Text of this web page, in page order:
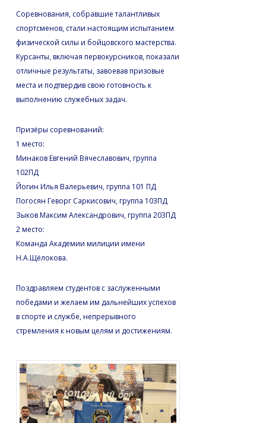
Соревнования, собравшие талантливых
спортсменов, стали настоящим испытанием
физической силы и бойцовского мастерства.
Курсанты, включая первокурсников, показали
отличные результаты, завоевав призовые
места и подтвердив свою готовность к
выполнению служебных задач.
Призёры соревнований:
1 место:
Минаков Евгений Вячеславович, группа
102ПД
Йогин Илья Валерьевич, группа 101 ПД
Погосян Геворг Саркисович, группа 103ПД
Зыков Максим Александрович, группа 203ПД
2 место:
Команда Академии милиции имени
Н.А.Щёлокова.
Поздравляем студентов с заслуженными
победами и желаем им дальнейших успехов
в спорте и службе, непрерывного
стремления к новым целям и достижениям.